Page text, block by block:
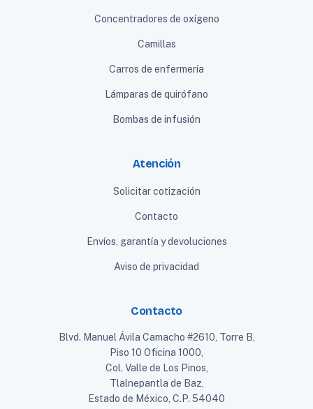
Concentradores de oxígeno
Camillas
Carros de enfermería
Lámparas de quirófano
Bombas de infusión
Atención
Solicitar cotización
Contacto
Envíos, garantía y devoluciones
Aviso de privacidad
Contacto
Blvd. Manuel Ávila Camacho #2610, Torre B,
Piso 10 Oficina 1000,
Col. Valle de Los Pinos,
Tlalnepantla de Baz,
Estado de México, C.P. 54040